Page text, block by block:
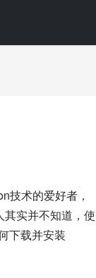
技术的爱好者，
其实并不知道，使
下载并安装